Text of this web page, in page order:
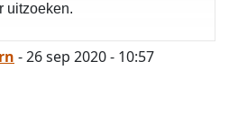
uitzoeken.
- 26 sep 2020 - 10:57